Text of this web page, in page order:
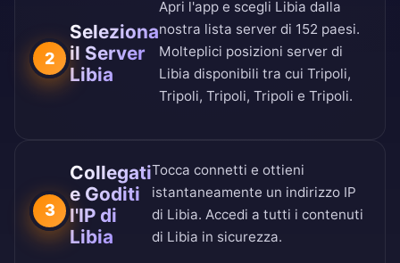
2
Seleziona
il Server
Libia
Apri l'app e scegli Libia dalla
nostra lista server di 152 paesi.
Molteplici posizioni server di
Libia disponibili tra cui Tripoli,
Tripoli, Tripoli, Tripoli e Tripoli.
3
Collegati
e Goditi
l'IP di
Libia
Tocca connetti e ottieni
istantaneamente un indirizzo IP
di Libia. Accedi a tutti i contenuti
di Libia in sicurezza.